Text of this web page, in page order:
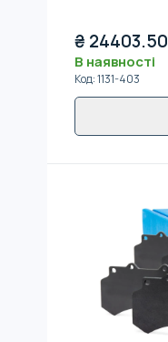
₴ 24403.50
В наявності
Код:1131-403